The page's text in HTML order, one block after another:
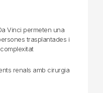
Vinci permeten una
trasplantades i
renals amb cirurgia